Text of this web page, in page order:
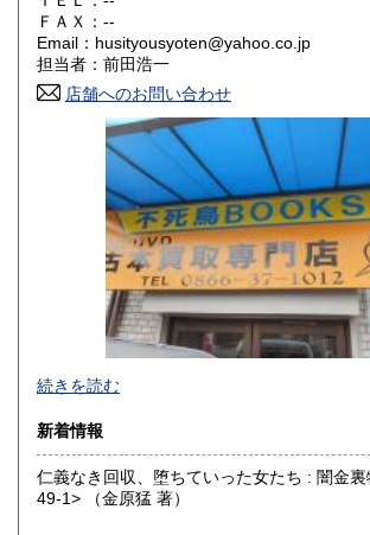
岡山県 600円 広島県
山口県 600円
600円
600円 福岡県
600円 長崎県
600円 大分県
600円 鹿児島県
沖縄県
ＦＡＸ：--
Email：husityousyoten@yahoo.co.jp
担当者：前田浩一
店舗へのお問い合わせ
不死鳥BOOKSでは、書籍だけでなくCD、
ゲーム、おもちゃ、骨董品まであらゆるもの
にお問い合わせください。出張費は、無料で
沿線名：伯備線・桃太郎線(吉備線)
最寄駅：総社駅
続きを読む
新着情報
仁義なき回収、堕ちていった女たち : 闇金
49-1> （金原猛 著）